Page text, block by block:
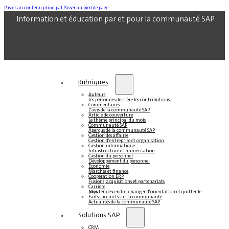
Passer au contenu principal Passer au pied de page
Information et éducation par et pour la communauté SAP
Rubriques
Auteurs
Les personnes derrière les contributions
Commentaires
L'avis de la communauté SAP
Article de couverture
Le thème principal du mois
Communauté SAP
Aperçus de la communauté SAP
Gestion des affaires
Gestion d'entreprise et organisation
Gestion informatique
Infrastructure et numérisation
Gestion du personnel
Développement du personnel
Économie
Marchés et finance
Coopération ERP
Fusions, acquisitions et partenariats
Carrière
Monter, descendre, changer d'orientation et quitter le pays
Faits succincts sur la communauté
Actualités de la communauté SAP
Solutions SAP
CRM